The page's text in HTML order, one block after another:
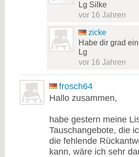
Lg Silke
vor 16 Jahren
zicke
Habe dir grad
Lg
vor 16 Jahren
frosch64
Hallo zusammen,
habe gestern meine
Tauschangebote, die
die fehlende
kann, wäre ich sehr